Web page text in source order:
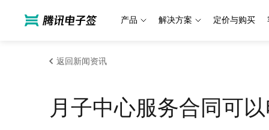
产品 解决方案 定价与购买
返回新闻资讯
月子中心服务合同可